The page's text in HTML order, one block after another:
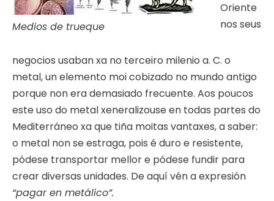
Medios de trueque
Oriente
nos seus
negocios usaban xa no terceiro milenio a. C. o
metal, un elemento moi cobizado no mundo antigo
porque non era demasiado frecuente. Aos poucos
este uso do metal xeneralizouse en todas partes do
Mediterráneo xa que tiña moitas vantaxes, a saber:
o metal non se estraga, pois é duro e resistente,
pódese transportar mellor e pódese fundir para
crear diversas unidades. De aquí vén a expresión
“pagar en metálico”.